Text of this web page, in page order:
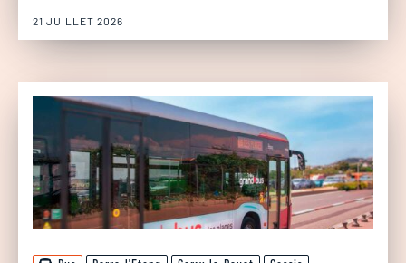
21 JUILLET 2026